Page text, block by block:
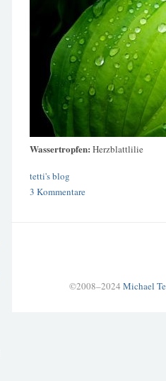
Wassertropfen: Herzblattlilie
tetti's blog
3 Kommentare
©2008–2024 Michael